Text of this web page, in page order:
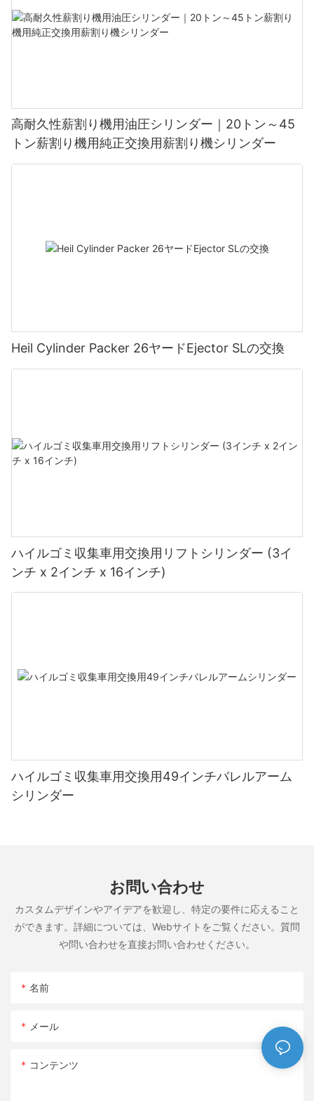
高耐久性薪割り機用油圧シリンダー｜20トン～45
トン薪割り機用純正交換用薪割り機シリンダー
Heil Cylinder Packer 26ヤードEjector SLの交換
ハイルゴミ収集車用交換用リフトシリンダー (3イ
ンチ x 2インチ x 16インチ)
ハイルゴミ収集車用交換用49インチバレルアーム
シリンダー
お問い合わせ
カスタムデザインやアイデアを歓迎し、特定の要件に応えること
ができます。詳細については、Webサイトをご覧ください。質問
や問い合わせを直接お問い合わせください。
名前
メール
コンテンツ